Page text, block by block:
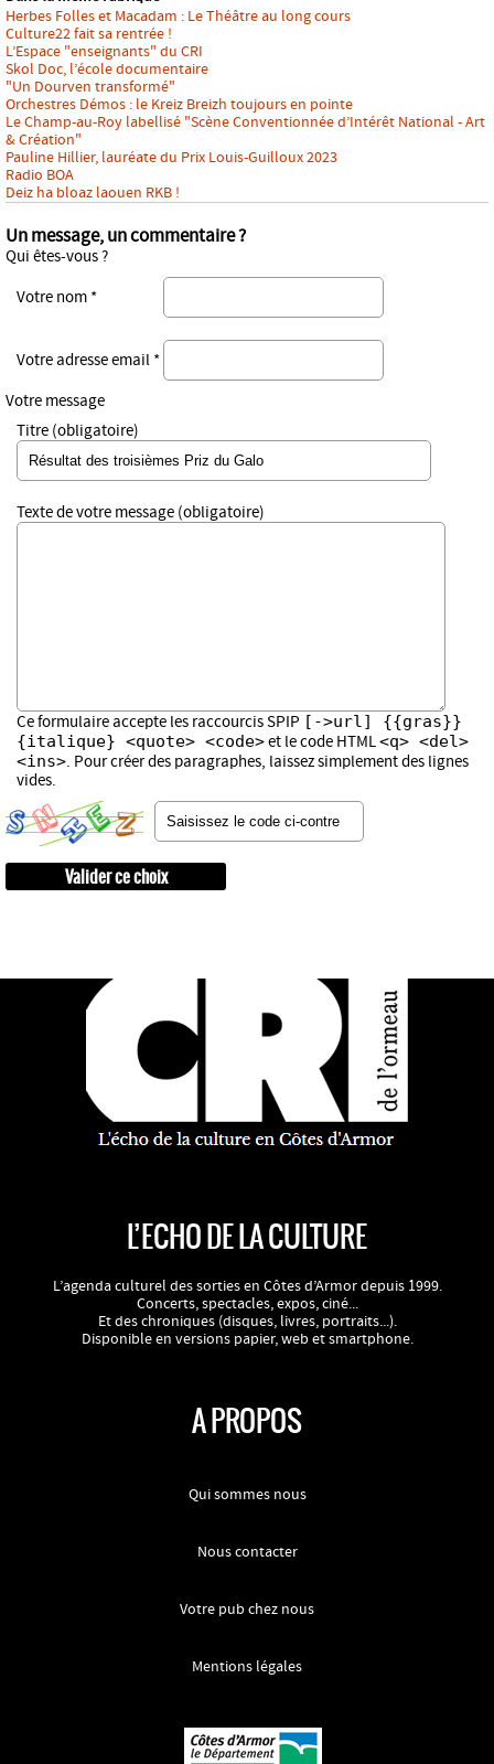
Herbes Folles et Macadam : Le Théâtre au long cours
Culture22 fait sa rentrée !
L’Espace "enseignants" du CRI
Skol Doc, l’école documentaire
"Un Dourven transformé"
Orchestres Démos : le Kreiz Breizh toujours en pointe
Le Champ-au-Roy labellisé "Scène Conventionnée d’Intérêt National - Art
& Création"
Pauline Hillier, lauréate du Prix Louis-Guilloux 2023
Radio BOA
Deiz ha bloaz laouen RKB !
Un message, un commentaire ?
Qui êtes-vous ?
Votre nom *
Votre adresse email *
Votre message
Titre (obligatoire)
Texte de votre message (obligatoire)
Ce formulaire accepte les raccourcis SPIP [->url] {{gras}}
{italique} <quote> <code>et le code HTML<q> <del>
<ins>. Pour créer des paragraphes, laissez simplement des lignes
vides.
L’ECHO DE LA CULTURE
L’agenda culturel des sorties en Côtes d’Armor depuis 1999.
Concerts, spectacles, expos, ciné...
Et des chroniques (disques, livres, portraits...).
Disponible en versions papier, web et smartphone.
A PROPOS
Qui sommes nous
Nous contacter
Votre pub chez nous
Mentions légales